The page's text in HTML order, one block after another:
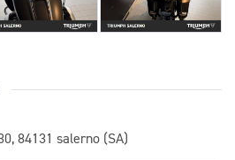
84131 salerno (SA)